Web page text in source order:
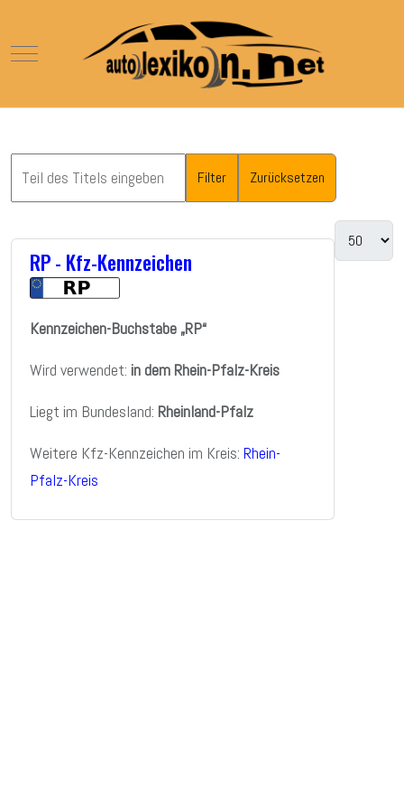
Mobile Menu Toggle
Filter Zurücksetzen
RP - Kfz-Kennzeichen
Kennzeichen-Buchstabe „RP“
Wird verwendet: in dem Rhein-Pfalz-Kreis
Liegt im Bundesland: Rheinland-Pfalz
Weitere Kfz-Kennzeichen im Kreis: Rhein-
Pfalz-Kreis